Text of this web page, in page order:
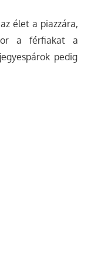
élet a piazzára,
a férfiakat a
pedig